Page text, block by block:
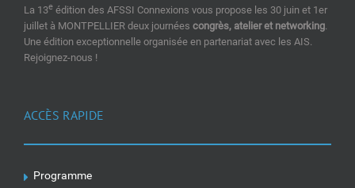
La 13e édition des AFSSI Connexions vous propose les 30 juin et 1er
juillet à MONTPELLIER deux journées congrès, atelier et networking.
Une édition exceptionnelle organisée en partenariat avec les AIS.
Rejoignez-nous !
ACCÈS RAPIDE
Programme